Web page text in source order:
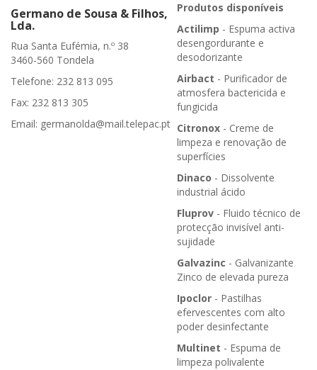
Germano de Sousa & Filhos,
Lda.
Rua Santa Eufémia, n.º 38
3460-560 Tondela
Telefone: 232 813 095
Fax: 232 813 305
Email: germanolda@mail.telepac.pt
Produtos disponíveis
Actilimp - Espuma activa
desengordurante e
desodorizante
Airbact - Purificador de
atmosfera bactericida e
fungicida
Citronox - Creme de
limpeza e renovação de
superfícies
Dinaco - Dissolvente
industrial ácido
Fluprov - Fluido técnico de
protecção invisível anti-
sujidade
Galvazinc - Galvanizante
Zinco de elevada pureza
Ipoclor - Pastilhas
efervescentes com alto
poder desinfectante
Multinet - Espuma de
limpeza polivalente